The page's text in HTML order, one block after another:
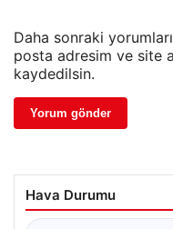
Daha sonraki
posta adresim ve site
kaydedilsin.
Hava Durumu